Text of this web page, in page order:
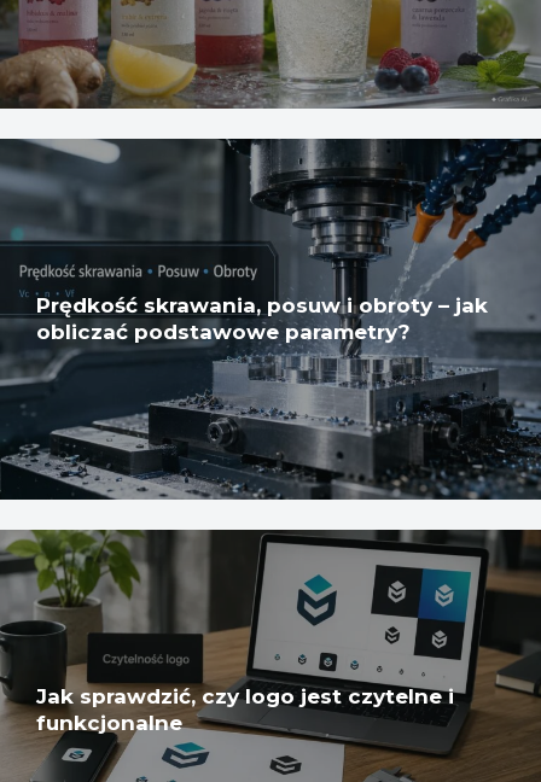
Prędkość skrawania, posuw i obroty – jak
obliczać podstawowe parametry?
Jak sprawdzić, czy logo jest czytelne i
funkcjonalne